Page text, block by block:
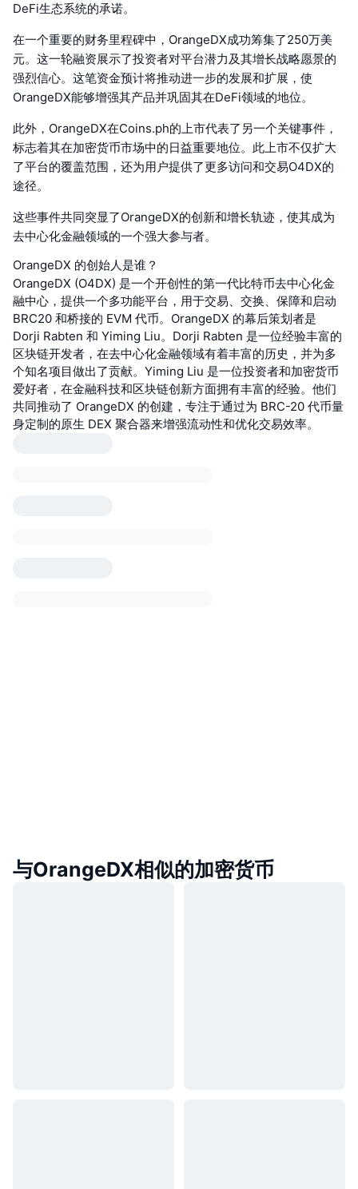
DeFi生态系统的承诺。
在一个重要的财务里程碑中，OrangeDX成功筹集了250万美
元。这一轮融资展示了投资者对平台潜力及其增长战略愿景的
强烈信心。这笔资金预计将推动进一步的发展和扩展，使
OrangeDX能够增强其产品并巩固其在DeFi领域的地位。
此外，OrangeDX在Coins.ph的上市代表了另一个关键事件，
标志着其在加密货币市场中的日益重要地位。此上市不仅扩大
了平台的覆盖范围，还为用户提供了更多访问和交易O4DX的
途径。
这些事件共同突显了OrangeDX的创新和增长轨迹，使其成为
去中心化金融领域的一个强大参与者。
OrangeDX 的创始人是谁？
OrangeDX (O4DX) 是一个开创性的第一代比特币去中心化金
融中心，提供一个多功能平台，用于交易、交换、保障和启动
BRC20 和桥接的 EVM 代币。OrangeDX 的幕后策划者是
Dorji Rabten 和 Yiming Liu。Dorji Rabten 是一位经验丰富的
区块链开发者，在去中心化金融领域有着丰富的历史，并为多
个知名项目做出了贡献。Yiming Liu 是一位投资者和加密货币
爱好者，在金融科技和区块链创新方面拥有丰富的经验。他们
共同推动了 OrangeDX 的创建，专注于通过为 BRC-20 代币量
身定制的原生 DEX 聚合器来增强流动性和优化交易效率。
与OrangeDX相似的加密货币